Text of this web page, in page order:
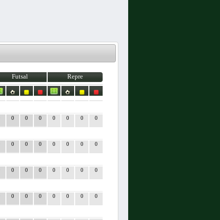
Futsal Repre
0 0 0 0 0 0 0
0 0 0 0 0 0 0
0 0 0 0 0 0 0
0 0 0 0 0 0 0